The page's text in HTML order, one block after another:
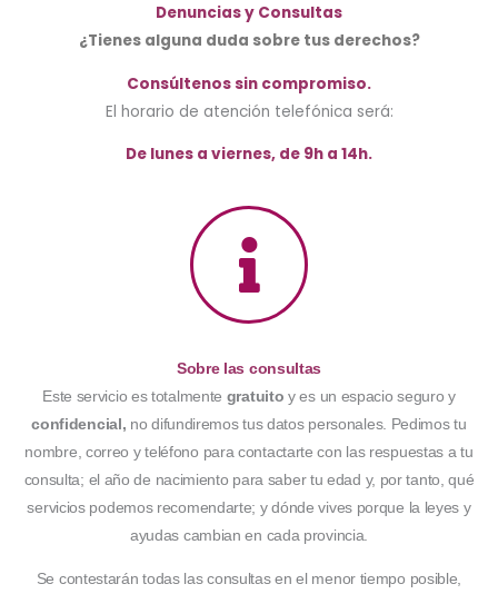
Denuncias y Consultas
¿Tienes alguna duda sobre tus derechos?
Consúltenos sin compromiso.
El horario de atención telefónica será:
De lunes a viernes, de 9h a 14h.
Sobre las consultas
Este servicio es totalmente gratuitoy es un espacio seguro y
confidencial, no difundiremos tus datos personales. Pedimos tu
nombre, correo y teléfono para contactarte con las respuestas a tu
consulta; el año de nacimiento para saber tu edad y, por tanto, qué
servicios podemos recomendarte; y dónde vives porque la leyes y
ayudas cambian en cada provincia.
Se contestarán todas las consultas en el menor tiempo posible,